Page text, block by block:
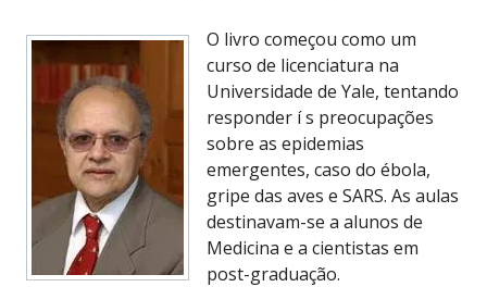
O livro começou como um
curso de licenciatura na
Universidade de Yale, tentando
responder í s preocupações
sobre as epidemias
emergentes, caso do ébola,
gripe das aves e SARS. As aulas
destinavam-se a alunos de
Medicina e a cientistas em
post-graduação.